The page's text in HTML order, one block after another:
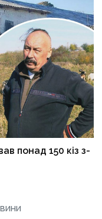
понад 150 кіз з-